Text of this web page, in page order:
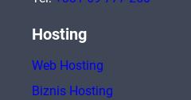
Hosting
Web Hosting
Biznis Hosting